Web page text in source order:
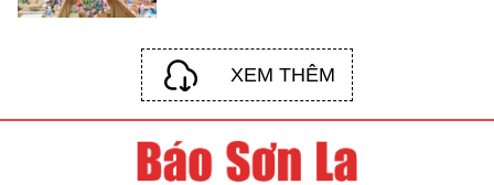
XEM THÊM